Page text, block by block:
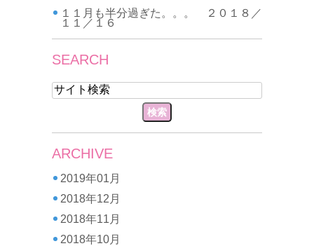
１１月も半分過ぎた。。。 ２０１８／
１１／１６
SEARCH
ARCHIVE
2019年01月
2018年12月
2018年11月
2018年10月